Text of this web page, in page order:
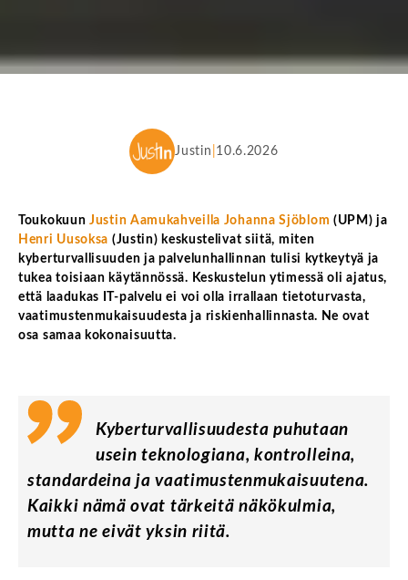
Justin 10.6.2026
Toukokuun Justin Aamukahveilla Johanna Sjöblom (UPM) ja
Henri Uusoksa (Justin) keskustelivat siitä, miten
kyberturvallisuuden ja palvelunhallinnan tulisi kytkeytyä ja
tukea toisiaan käytännössä. Keskustelun ytimessä oli ajatus,
että laadukas IT-palvelu ei voi olla irrallaan tietoturvasta,
vaatimustenmukaisuudesta ja riskienhallinnasta. Ne ovat
osa samaa kokonaisuutta.
Kyberturvallisuudesta puhutaan
usein teknologiana, kontrolleina,
standardeina ja vaatimustenmukaisuutena.
Kaikki nämä ovat tärkeitä näkökulmia,
mutta ne eivät yksin riitä.